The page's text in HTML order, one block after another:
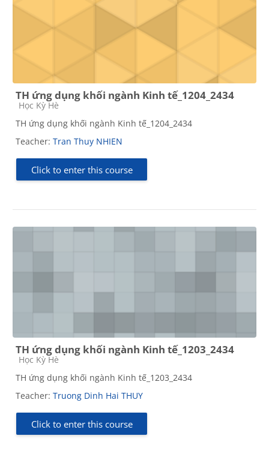
TH ứng dụng khối ngành Kinh tế_1204_2434
Course category
Học Kỳ Hè
TH ứng dụng khối ngành Kinh tế_1204_2434
Teacher: Tran Thuy NHIEN
Click to enter this course
TH ứng dụng khối ngành Kinh tế_1203_2434
Course category
Học Kỳ Hè
TH ứng dụng khối ngành Kinh tế_1203_2434
Teacher: Truong Dinh Hai THUY
Click to enter this course